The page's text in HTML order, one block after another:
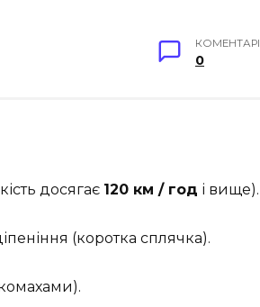
КОМЕНТАРІ
0
досягає 120 км / год і вище).
(коротка сплячка).